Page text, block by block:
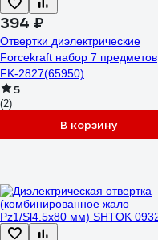
394 ₽
Отвертки диэлектрические
Forcekraft набор 7 предметов
FK-2827(65950)
5
(2)
В корзину